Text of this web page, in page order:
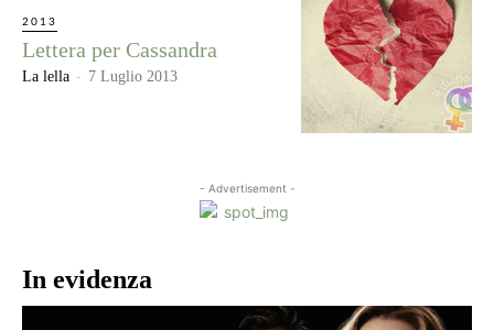
2013
Lettera per Cassandra
La lella - 7 Luglio 2013
- Advertisement -
In evidenza